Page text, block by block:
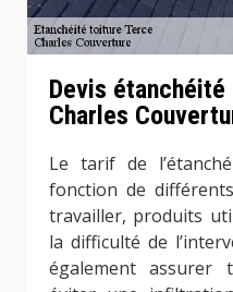
Devis
Charles
Le tarif de
fonction de
travailler, produits
la difficulté de
également assurer